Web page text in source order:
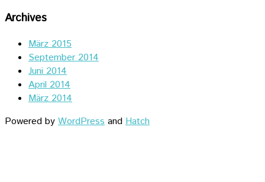
Archives
März 2015
September 2014
Juni 2014
April 2014
März 2014
Powered by WordPress and Hatch